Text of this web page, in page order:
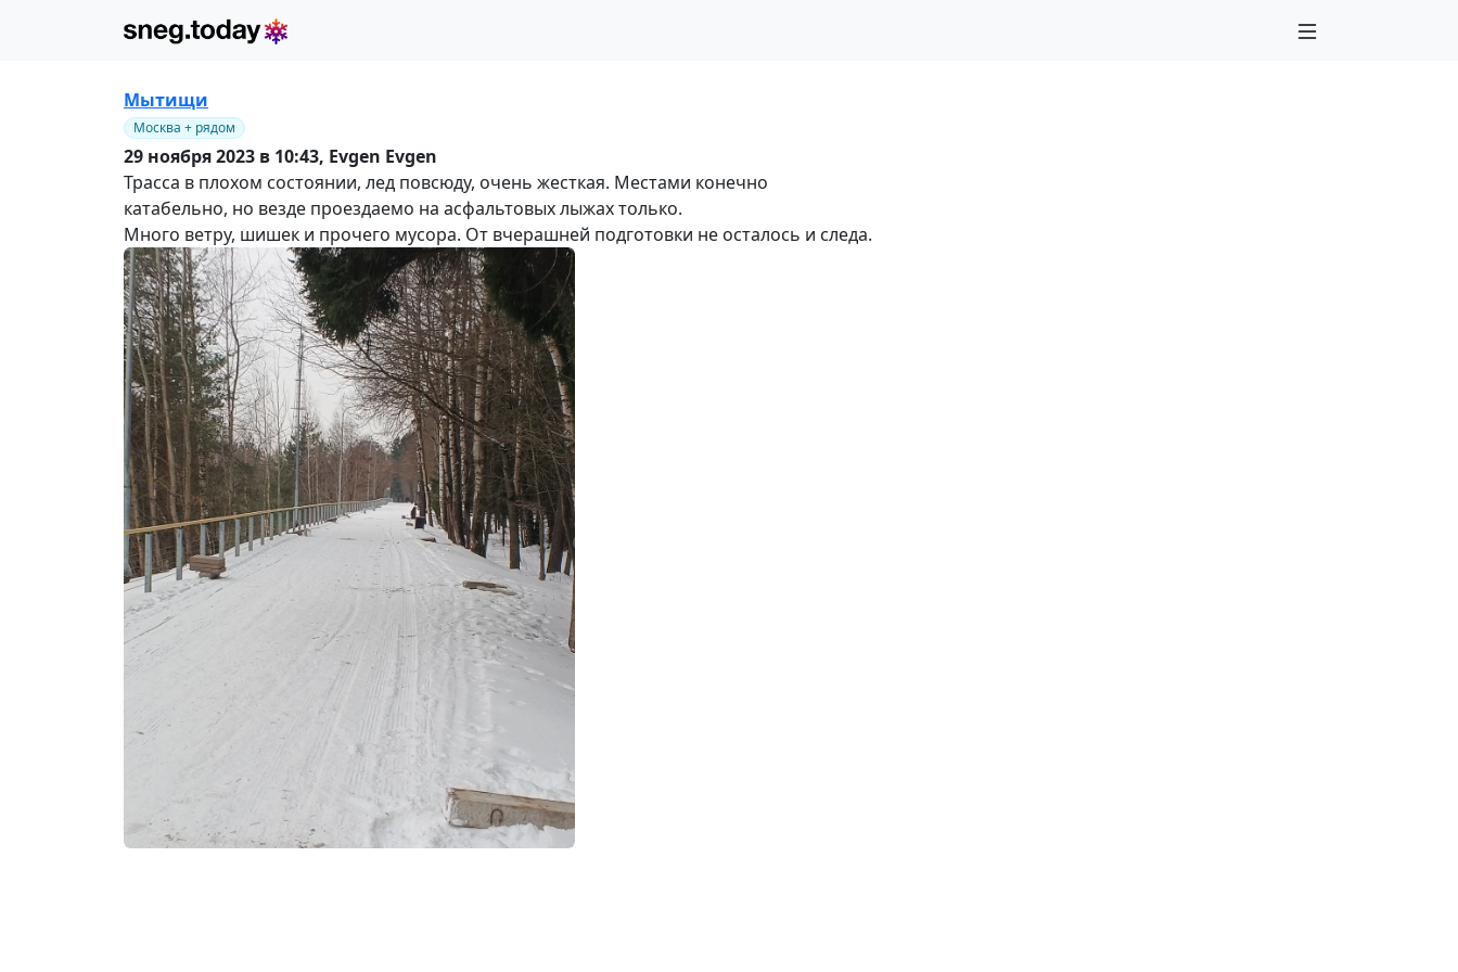
Мытищи
Москва + рядом
29 ноября 2023 в 10:43, Evgen Evgen
Трасса в плохом состоянии, лед повсюду, очень жесткая. Местами конечно
катабельно, но везде проездаемо на асфальтовых лыжах только.
Много ветру, шишек и прочего мусора. От вчерашней подготовки не осталось и следа.